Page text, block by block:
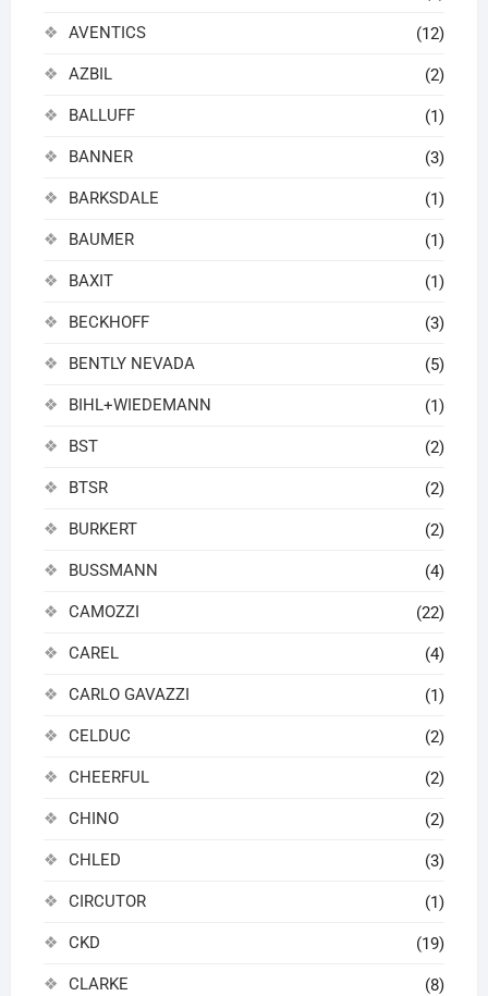
AVENTICS (12)
AZBIL (2)
BALLUFF (1)
BANNER (3)
BARKSDALE (1)
BAUMER (1)
BAXIT (1)
BECKHOFF (3)
BENTLY NEVADA (5)
BIHL+WIEDEMANN (1)
BST (2)
BTSR (2)
BURKERT (2)
BUSSMANN (4)
CAMOZZI (22)
CAREL (4)
CARLO GAVAZZI (1)
CELDUC (2)
CHEERFUL (2)
CHINO (2)
CHLED (3)
CIRCUTOR (1)
CKD (19)
CLARKE (8)